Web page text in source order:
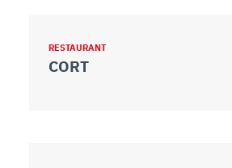
RESTAURANT
CORT